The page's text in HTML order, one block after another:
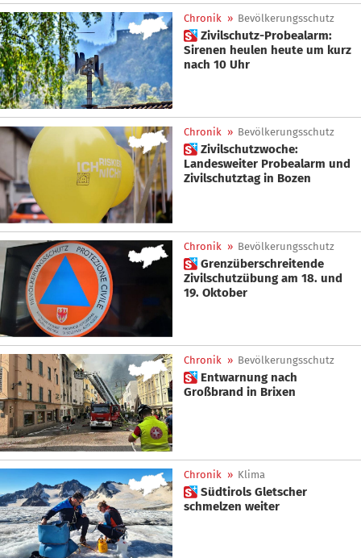
Chronik » Bevölkerungsschutz
 Zivilschutz-Probealarm:
Sirenen heulen heute um kurz
nach 10 Uhr
Chronik » Bevölkerungsschutz
 Zivilschutzwoche:
Landesweiter Probealarm und
Zivilschutztag in Bozen
Chronik » Bevölkerungsschutz
 Grenzüberschreitende
Zivilschutzübung am 18. und
19. Oktober
Chronik » Bevölkerungsschutz
 Entwarnung nach
Großbrand in Brixen
Chronik » Klima
 Südtirols Gletscher
schmelzen weiter